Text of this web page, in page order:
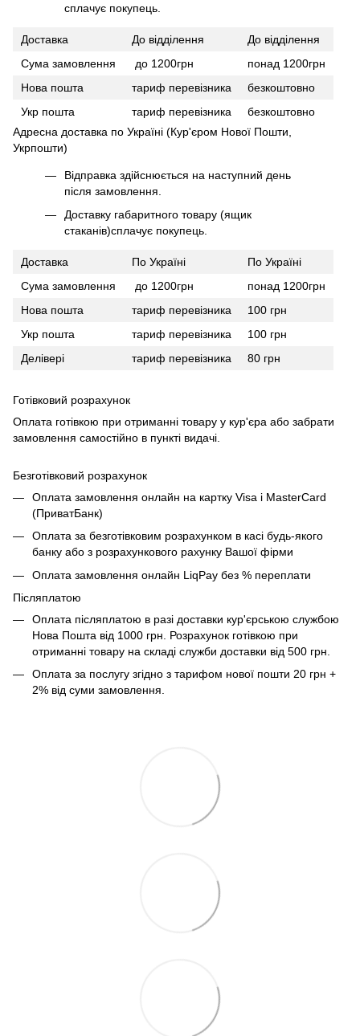
сплачує покупець.
Доставка До відділення
До відділення
Сума замовлення
до 1200грн
понад 1200грн
Нова пошта
тариф перевізника
безкоштовно
Укр пошта
тариф перевізника
безкоштовно
Адресна доставка по Україні (Кур'єром Нової Пошти,
Укрпошти)
Відправка здійснюється на наступний день
після замовлення.
Доставку габаритного товару (ящик
стаканів)сплачує покупець.
Доставка По Україні
По Україні
Сума замовлення
до 1200грн
понад 1200грн
Нова пошта
тариф перевізника
100 грн
Укр пошта
тариф перевізника
100 грн
Делівері
тариф перевізника 80 грн
Готівковий розрахунок
Оплата готівкою при отриманні товару у кур'єра або забрати
замовлення самостійно в пункті видачі.
Безготівковий розрахунок
Оплата замовлення онлайн на картку Visa і MasterCard
(ПриватБанк)
Оплата за безготівковим розрахунком в касі будь-якого
банку або з розрахункового рахунку Вашої фірми
Оплата замовлення онлайн LiqPay без % переплати
Післяплатою
Оплата післяплатою в разі доставки кур'єрською службою
Нова Пошта від 1000 грн. Розрахунок готівкою при
отриманні товару на складі служби доставки від 500 грн.
Оплата за послугу згідно з тарифом нової пошти 20 грн +
2% від суми замовлення.